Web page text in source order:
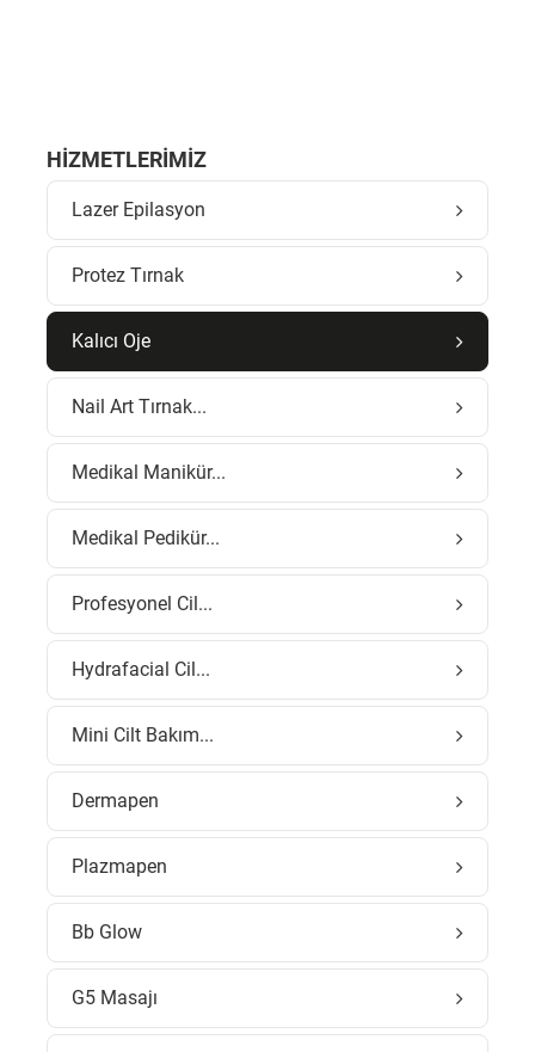
HIZMETLERIMIZ
Lazer Epilasyon
Protez Tırnak
Kalıcı Oje
Nail Art Tırnak...
Medikal Manikür...
Medikal Pedikür...
Profesyonel Cil...
Hydrafacial Cil...
Mini Cilt Bakım...
Dermapen
Plazmapen
Bb Glow
G5 Masajı